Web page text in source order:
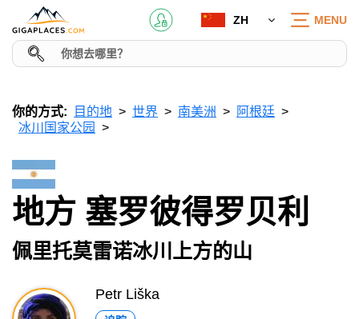
ZH MENU
你的方式: 目的地 世界 南美洲
阿根廷
冰川国家公园
地方 塞罗彼得罗贝利
佩里托莫雷诺冰川上方的山
Petr Liška